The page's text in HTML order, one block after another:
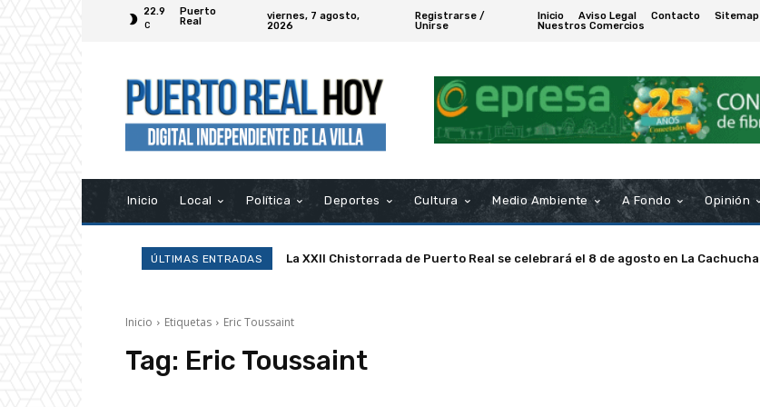
22.9
C
Puerto
Real
viernes, 7 agosto,
2026
Registrarse /
Unirse
Inicio Aviso Legal Contacto
Sitemap
Nuestros Comercios
Inicio Local Política Deportes Cultura Medio Ambiente A Fondo Opinión
ÚLTIMAS ENTRADAS La XXII Chistorrada de Puerto Real se celebrará el 8 de agosto en La Cachucha
Inicio Etiquetas Eric Toussaint
Tag: Eric Toussaint